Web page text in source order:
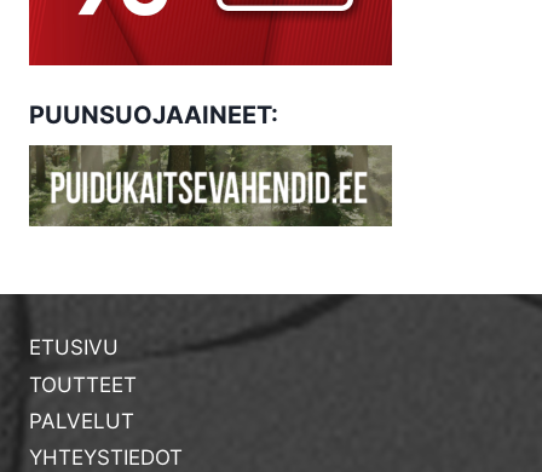
PUUNSUOJAAINEET:
ETUSIVU
TOUTTEET
PALVELUT
YHTEYSTIEDOT